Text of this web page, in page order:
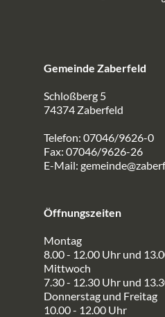
Gemeinde Zaberfeld
Schloßberg 5
74374 Zaberfeld
Telefon: 07046/9626-0
Fax: 07046/9626-26
E-Mail:
Öffnungszeiten
Montag
8.00 - 12.00 Uhr und
Mittwoch
7.30 - 12.30 Uhr und
Donnerstag und Freitag
10.00 - 12.00 Uhr